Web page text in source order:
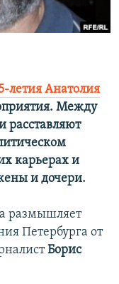
летия Анатолия
Между
расставляют
карьерах и
и дочери.
размышляет
Петербурга от
Борис